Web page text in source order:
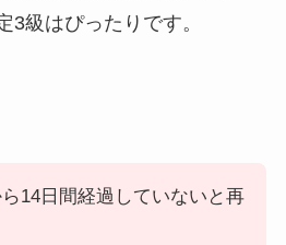
3級はぴったりです。
14日間経過していないと再